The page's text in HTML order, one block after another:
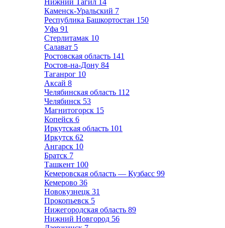
Нижний Тагил 14
Каменск-Уральский 7
Республика Башкортостан 150
Уфа 91
Стерлитамак 10
Салават 5
Ростовская область 141
Ростов-на-Дону 84
Таганрог 10
Аксай 8
Челябинская область 112
Челябинск 53
Магнитогорск 15
Копейск 6
Иркутская область 101
Иркутск 62
Ангарск 10
Братск 7
Ташкент 100
Кемеровская область — Кузбасс 99
Кемерово 36
Новокузнецк 31
Прокопьевск 5
Нижегородская область 89
Нижний Новгород 56